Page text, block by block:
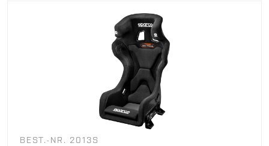
BEST.-NR. 2013S